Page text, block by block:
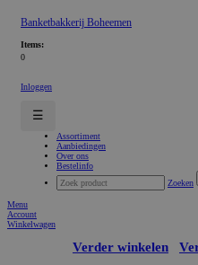
Banketbakkerij Boheemen
Items:
0
Inloggen
☰
Assortiment
Aanbiedingen
Over ons
Bestelinfo
Zoeken
Menu
Account
Winkelwagen
Verder winkelen